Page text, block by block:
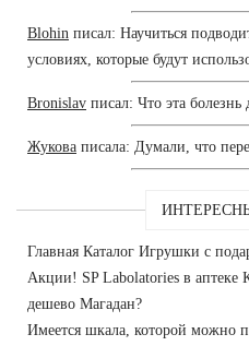
Blohin писал: Научиться
условиях, которые будут
Bronislav писал: Что эта болезнь
Жукова писала: Думали, что
Главная Каталог Игрушки с
Акции! SP Labolatories в аптеке
дешево Магадан?
Имеется шкала, которой можно